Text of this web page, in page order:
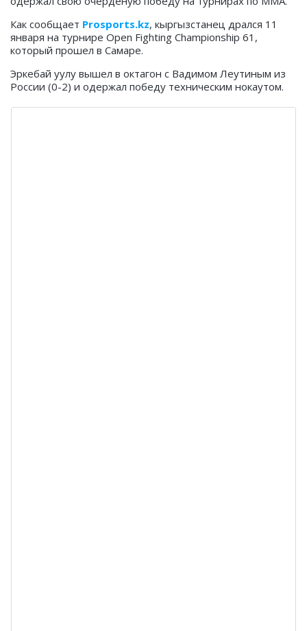
Как сообщает Prosports.kz, кыргызстанец дрался 11
января на турнире Open Fighting Championship 61,
который прошел в Самаре.
Эркебай уулу вышел в октагон с Вадимом Леутиным из
России (0-2) и одержал победу техническим нокаутом.